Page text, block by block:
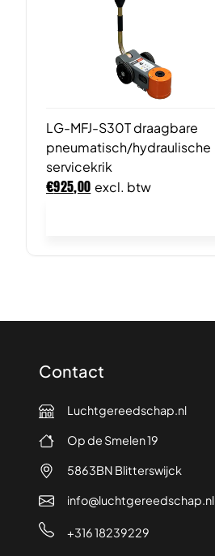
LG-MFJ-S30T draagbare
pneumatisch/hydraulische
servicekrik
€925,00 excl. btw
Contact
Luchtgereedschap.nl
Op de Smelen 19
5863BN Blitterswijck
info@luchtgereedschap.nl
+316 18239229